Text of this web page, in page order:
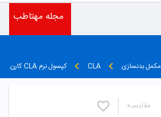
مجله مهتاطب
مکمل بدنسازی CLA کپسول نرم CLA کارن
مقایسـه